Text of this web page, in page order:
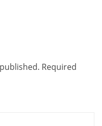
Required